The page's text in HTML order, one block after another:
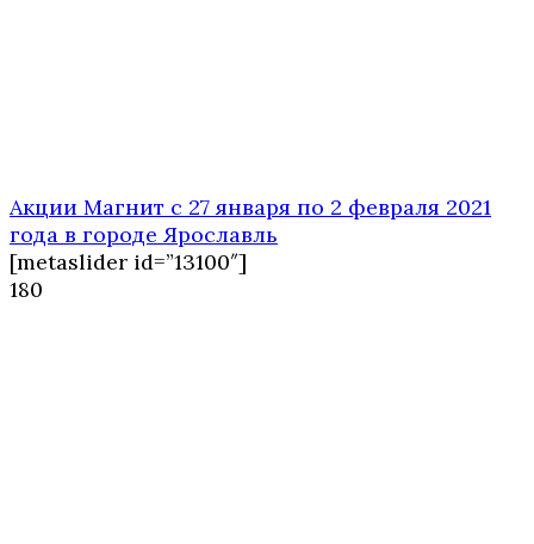
Акции Магнит с 27 января по 2 февраля 2021
года в городе Ярославль
[metaslider id=”13100″]
180